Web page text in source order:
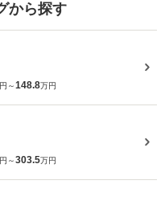
から探す
～148.8万円
～303.5万円